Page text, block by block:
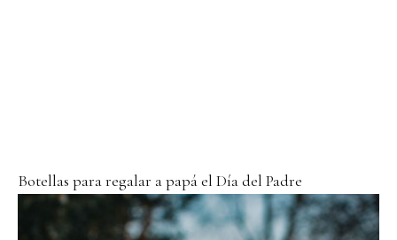
Botellas para regalar a papá el Día del Padre